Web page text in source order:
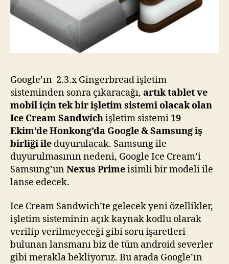
Google’ın 2.3.x Gingerbread işletim
sisteminden sonra çıkaracağı, artık tablet ve
mobil için tek bir işletim sistemi olacak olan
Ice Cream Sandwichişletim sistemi19
Ekim’de Honkong’da Google & Samsung iş
birliği ile duyurulacak. Samsung ile
duyurulmasının nedeni, Google Ice Cream’i
Samsung’unNexus Primeisimli bir modeli ile
lanse edecek.
Ice Cream Sandwich’te gelecek yeni özellikler,
işletim sisteminin açık kaynak kodlu olarak
verilip verilmeyeceği gibi soru işaretleri
bulunan lansmanı biz de tüm android severler
gibi merakla bekliyoruz. Bu arada Google’ın